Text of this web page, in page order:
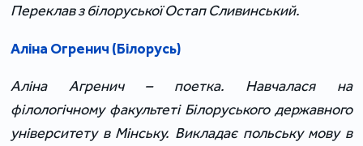
Переклав з білоруської Остап Сливинський.
Аліна Огренич (Білорусь)
Аліна Агренич – поетка. Навчалася на
філологічному факультеті Білоруського державного
університету в Мінську. Викладає польську мову в